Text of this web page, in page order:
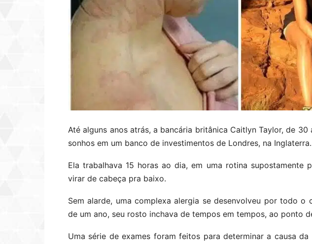
Até alguns anos atrás, a bancária britânica Caitlyn Taylor, de
sonhos em um banco de investimentos de Londres, na Inglaterra.
Ela trabalhava 15 horas ao dia, em uma rotina supostamente
virar de cabeça pra baixo.
Sem alarde, uma complexa alergia se desenvolveu por todo o
de um ano, seu rosto inchava de tempos em tempos, ao ponto
Uma série de exames foram feitos para determinar a causa da